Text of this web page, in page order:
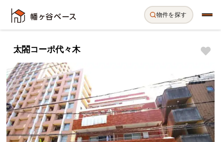
物件を探す
太閤コーポ代々木